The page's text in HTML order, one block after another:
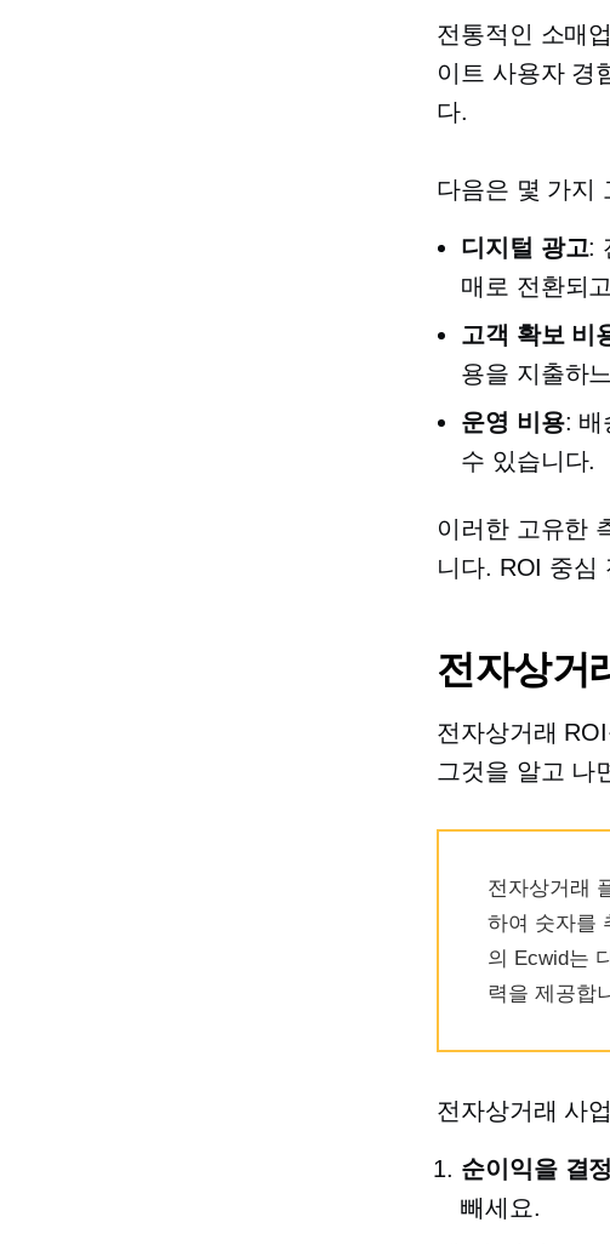
전통적인 소매
이트 사용자 경
다.
다음은 몇 가지
디지털 광고:
매로 전환되
고객 확보 비
용을 지출하
운영 비용: 배
수 있습니다.
이러한 고유한
니다. ROI 중심
전자상거
전자상거래
그것을 알고 나
전자상거래
하여 숫자를
의 Ecwid는
력을 제공합
전자상거래 사
순이익을 결
빼세요.